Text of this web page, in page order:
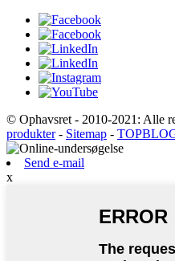
© Ophavsret - 2010-2021: Alle
produkter- Sitemap -
Send e-mail
x